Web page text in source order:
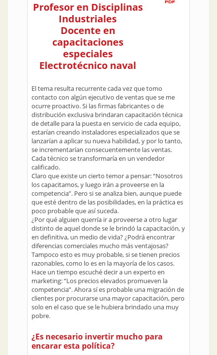
Profesor en Disciplinas
Industriales
Docente en
capacitaciones
especiales
Electrotécnico naval
El tema resulta recurrente cada vez que tomo
contacto con algún ejecutivo de ventas que se me
ocurre proactivo. Si las firmas fabricantes o de
distribución exclusiva brindaran capacitación técnica
de detalle para la puesta en servicio de cada equipo,
estarían creando instaladores especializados que se
lanzarían a aplicar su nueva habilidad, y por lo tanto,
se incrementarían consecuentemente las ventas.
Cada técnico se transformaría en un vendedor
calificado.
Claro que existe un cierto temor a pensar: “Nosotros
los capacitamos, y luego irán a proveerse en la
competencia”. Pero si se analiza bien, aunque puede
que esté dentro de las posibilidades, en la práctica es
poco probable que así suceda.
¿Por qué alguien querría ir a proveerse a otro lugar
distinto de aquel donde se le brindó la capacitación, y
en definitiva, un medio de vida? ¿Podrá encontrar
diferencias comerciales mucho más ventajosas?
Tampoco esto es muy probable, si se tienen precios
razonables, como lo es en la mayoría de los casos.
Hace un tiempo escuché decir a un experto en
marketing: “Los precios elevados promueven la
competencia”. Ahora sí es probable una migración de
clientes por procurarse una mayor capacitación, pero
solo en el caso que se le hubiera brindado una muy
pobre.
¿Es necesario invertir mucho para
encarar esta política?